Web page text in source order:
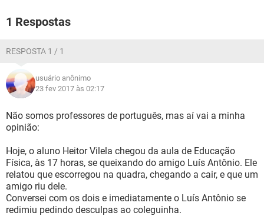
1 Respostas
RESPOSTA 1 / 1
usuário anônimo
23 fev 2017 às 02:17
Não somos professores de português, mas aí vai a minha
opinião:
Hoje, o aluno Heitor Vilela chegou da aula de Educação
Física, às 17 horas, se queixando do amigo Luís Antônio. Ele
relatou que escorregou na quadra, chegando a cair, e que um
amigo riu dele.
Conversei com os dois e imediatamente o Luís Antônio se
redimiu pedindo desculpas ao coleguinha.